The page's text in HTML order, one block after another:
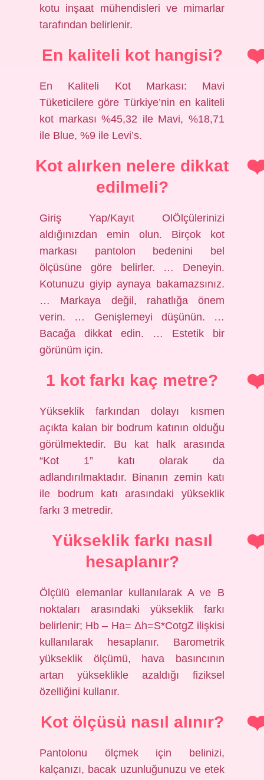
kotu inşaat mühendisleri ve mimarlar
tarafından belirlenir.
En kaliteli kot hangisi?
En Kaliteli Kot Markası: Mavi
Tüketicilere göre Türkiye’nin en kaliteli
kot markası %45,32 ile Mavi, %18,71
ile Blue, %9 ile Levi’s.
Kot alırken nelere dikkat
edilmeli?
Giriş Yap/Kayıt OlÖlçülerinizi
aldığınızdan emin olun. Birçok kot
markası pantolon bedenini bel
ölçüsüne göre belirler. … Deneyin.
Kotunuzu giyip aynaya bakamazsınız.
… Markaya değil, rahatlığa önem
verin. … Genişlemeyi düşünün. …
Bacağa dikkat edin. … Estetik bir
görünüm için.
1 kot farkı kaç metre?
Yükseklik farkından dolayı kısmen
açıkta kalan bir bodrum katının olduğu
görülmektedir. Bu kat halk arasında
“Kot 1” katı olarak da
adlandırılmaktadır. Binanın zemin katı
ile bodrum katı arasındaki yükseklik
farkı 3 metredir.
Yükseklik farkı nasıl
hesaplanır?
Ölçülü elemanlar kullanılarak A ve B
noktaları arasındaki yükseklik farkı
belirlenir; Hb – Ha= Δh=S*CotgZ ilişkisi
kullanılarak hesaplanır. Barometrik
yükseklik ölçümü, hava basıncının
artan yükseklikle azaldığı fiziksel
özelliğini kullanır.
Kot ölçüsü nasıl alınır?
Pantolonu ölçmek için belinizi,
kalçanızı, bacak uzunluğunuzu ve etek